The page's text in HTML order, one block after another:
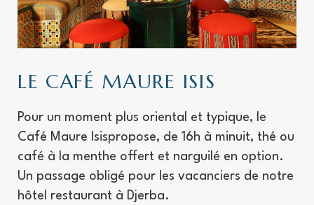
LE CAFÉ MAURE ISIS
Pour un moment plus oriental et typique, le
Café Maure Isispropose, de 16h à minuit, thé ou
café à la menthe offert et narguilé en option.
Un passage obligé pour les vacanciers de notre
hôtel restaurant à Djerba.